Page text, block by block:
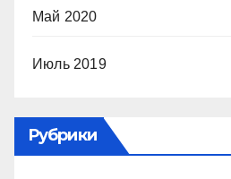
Май 2020
Июль 2019
Рубрики